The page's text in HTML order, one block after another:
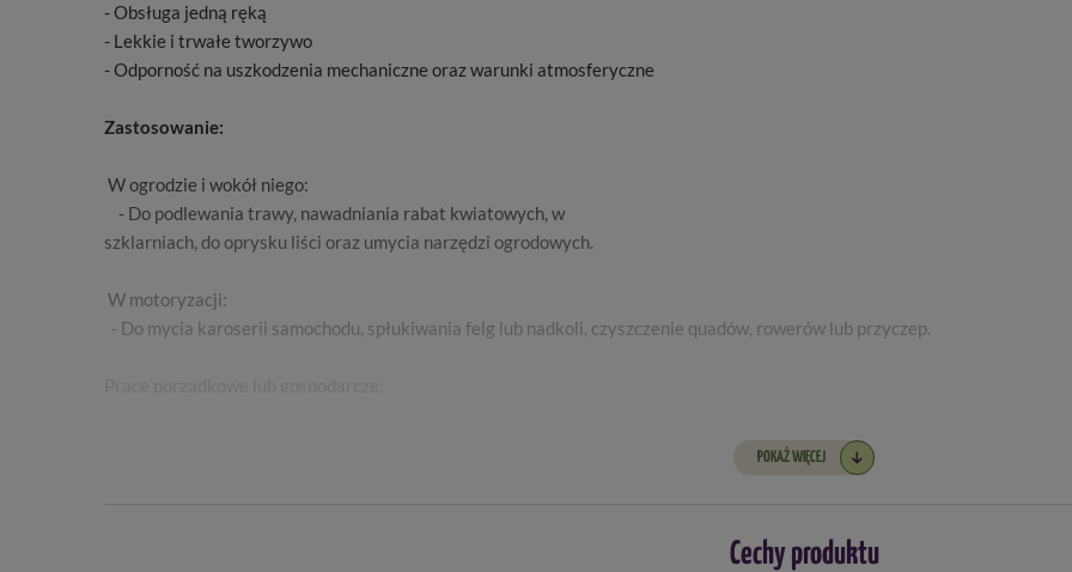
- Obsługa jedną ręką
- Lekkie i trwałe tworzywo
- Odporność na uszkodzenia mechaniczne oraz warunki atmosferyczne
Zastosowanie:
W ogrodzie i wokół niego:
- Do podlewania trawy, nawadniania rabat kwiatowych, w
szklarniach, do oprysku liści oraz umycia narzędzi ogrodowych.
W motoryzacji:
- Do mycia karoserii samochodu, spłukiwania felg lub nadkoli, czyszczenie quadów, rowerów lub przyczep.
Produkt świetnie sprawdzi się również przy czyszczeniu basenów, jacuzzi lub tarasuPOKAŻ WIĘCEJ
Cechy produktu